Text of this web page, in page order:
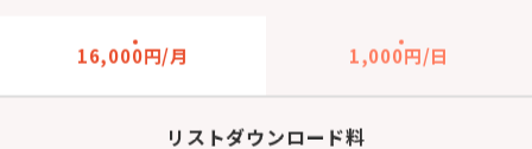
16,000円/月 1,000円/日
リストダウンロード料